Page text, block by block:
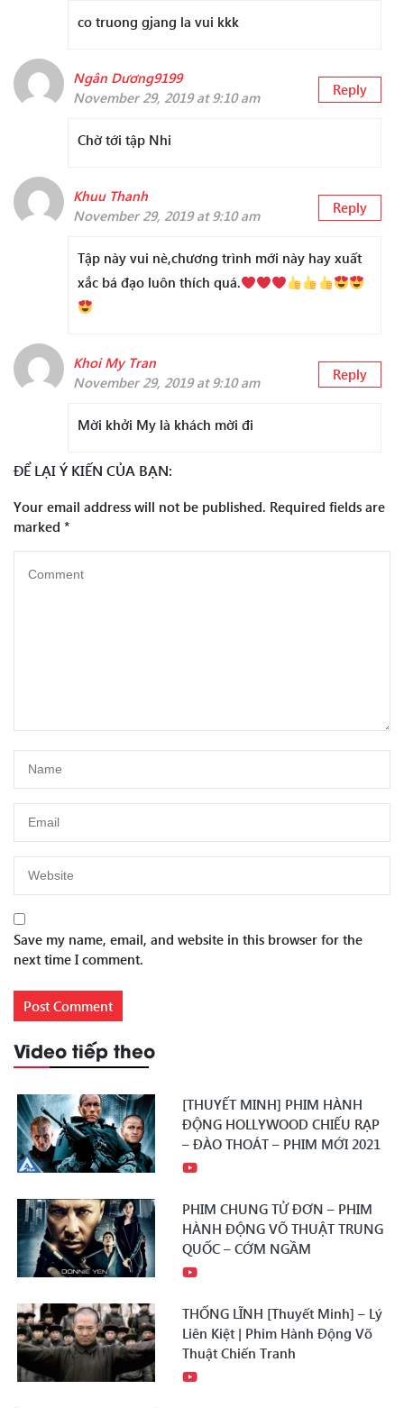
co truong gjang la vui kkk
Ngân Dương9199
November 29, 2019 at 9:10 am
Reply
Chờ tới tập Nhi
Khuu Thanh
November 29, 2019 at 9:10 am
Reply
Tập này vui nè,chương trình mới này hay xuất
xắc bá đạo luôn thích quá.
Khoi My Tran
November 29, 2019 at 9:10 am
Reply
Mời khởi My là khách mời đi
ĐỂ LẠI Ý KIẾN CỦA BẠN:
Your email address will not be published. Required fields are
marked *
Save my name, email, and website in this browser for the
next time I comment.
Video tiếp theo
[THUYẾT MINH] PHIM HÀNH
ĐỘNG HOLLYWOOD CHIẾU RẠP
– ĐÀO THOÁT – PHIM MỚI 2021
PHIM CHUNG TỬ ĐƠN – PHIM
HÀNH ĐỘNG VÕ THUẬT TRUNG
QUỐC – CỚM NGẦM
THỐNG LĨNH [Thuyết Minh] – Lý
Liên Kiệt | Phim Hành Động Võ
Thuật Chiến Tranh